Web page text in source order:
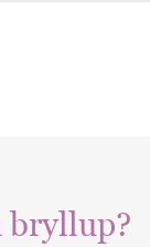
bryllup?